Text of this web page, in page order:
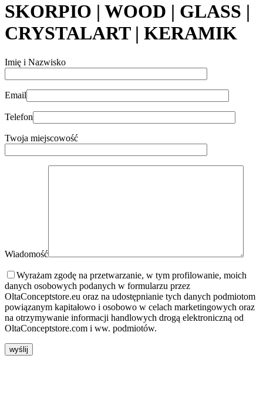
SKORPIO | WOOD | GLASS |
CRYSTALART | KERAMIK
Imię i Nazwisko
Email
Telefon
Twoja miejscowość
Wiadomość
Wyrażam zgodę na przetwarzanie, w tym profilowanie, moich
danych osobowych podanych w formularzu przez
OltaConceptstore.eu oraz na udostępnianie tych danych podmiotom
powiązanym kapitałowo i osobowo w celach marketingowych oraz
na otrzymywanie informacji handlowych drogą elektroniczną od
OltaConceptstore.com i ww. podmiotów.